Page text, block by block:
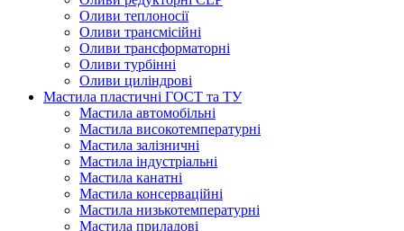
Оливи теплоносії
Оливи трансмісійні
Оливи трансформаторні
Оливи турбінні
Оливи циліндрові
Мастила пластичні ГОСТ та ТУ
Мастила автомобільні
Мастила високотемпературні
Мастила залізничні
Мастила індустріальні
Мастила канатні
Мастила консерваційні
Мастила низькотемпературні
Мастила приладові